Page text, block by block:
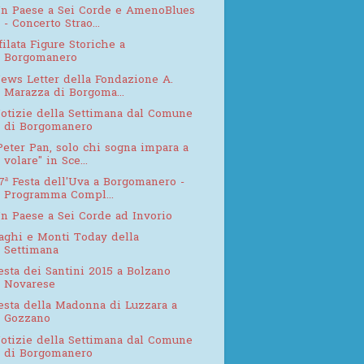
Paese a Sei Corde e AmenoBlues
- Concerto Strao...
Figure Storiche a
Borgomanero
Letter della Fondazione A.
Marazza di Borgoma...
della Settimana dal Comune
di Borgomanero
Pan, solo chi sogna impara a
volare" in Sce...
Festa dell'Uva a Borgomanero -
Programma Compl...
Paese a Sei Corde ad Invorio
e Monti Today della
Settimana
dei Santini 2015 a Bolzano
Novarese
della Madonna di Luzzara a
Gozzano
della Settimana dal Comune
di Borgomanero